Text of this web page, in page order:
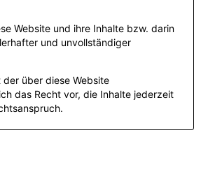
Website und ihre Inhalte bzw. darin
und unvollständiger
über diese Website
das Recht vor, die Inhalte jederzeit